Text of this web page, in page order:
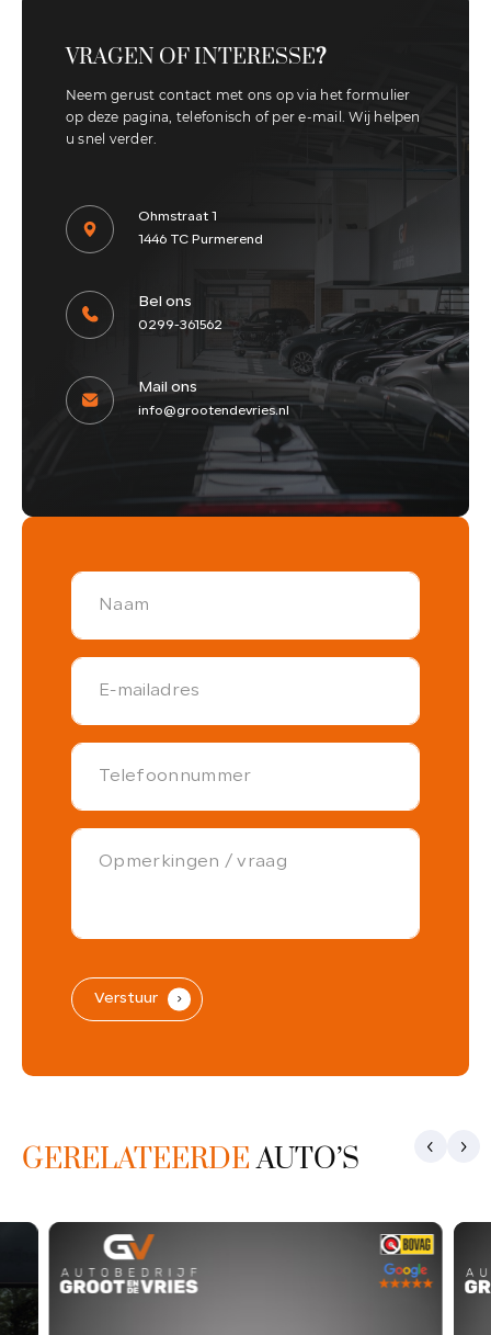
VRAGEN OF INTERESSE?
Neem gerust contact met ons op via het formulier
op deze pagina, telefonisch of per e-mail. Wij helpen
u snel verder.
Ohmstraat 1
1446 TC Purmerend
Bel ons
0299-361562
Mail ons
info@grootendevries.nl
Verstuur .
GERELATEERDEAUTO’S